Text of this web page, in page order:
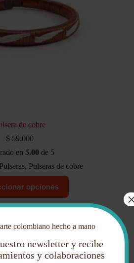
de cobre
$ 59.000
en 5.00 de 5
Pulseras, Pulseras de cobre
opciones
producto
tiene
múltiples
Las
se
elegir
colombiano hecho a mano
newsletter y recibe
y colaboraciones